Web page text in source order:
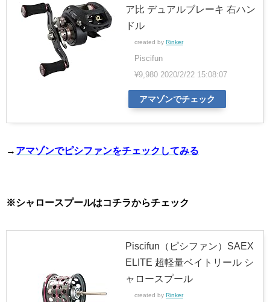
ア比 デュアルブレーキ 右ハン
ドル
created by Rinker
Piscifun
¥9,980 2020/2/22 15:08:07
アマゾンでチェック
→ アマゾンでピシファンをチェックしてみる
※シャロースプールはコチラからチェック
Piscifun（ピシファン）SAEX
ELITE 超軽量ベイトリール シ
ャロースプール
created by Rinker